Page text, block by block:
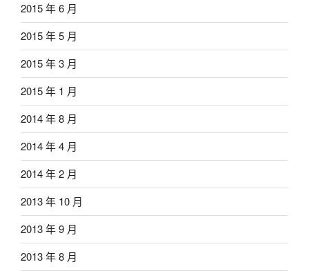
2015 年 6 月
2015 年 5 月
2015 年 3 月
2015 年 1 月
2014 年 8 月
2014 年 4 月
2014 年 2 月
2013 年 10 月
2013 年 9 月
2013 年 8 月